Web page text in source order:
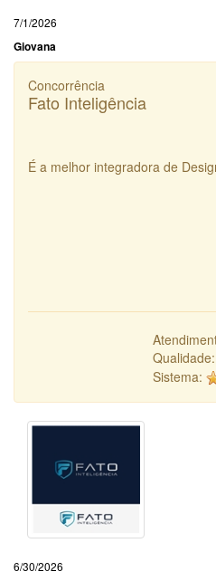
7/1/2026
Giovana
Concorrência
Fato Inteligência
É a melhor integradora de
Qualidade:
Sistema:
6/30/2026